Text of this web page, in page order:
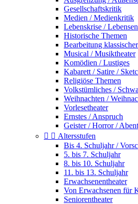
Gesellschaftskritik
Medien / Medienkritik
Lebenskrise /
Historische Themen
Bearbeitung
Musical / Musiktheater
Komödien / Lustiges
Kabarett / Satire /
Religiöse Themen
Volkstümliches /
Weihnachten /
Vorlesetheater
Ernstes / Anspruch
Geister / Horror /
  Altersstufen
Bis 4. Schuljahr /
5. bis 7. Schuljahr
8. bis 10. Schuljahr
11. bis 13. Schuljahr
Erwachsenentheater
Von Erwachsenen für
Seniorentheater